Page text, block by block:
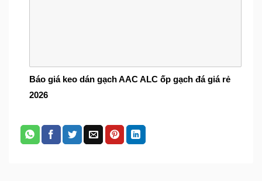
Báo giá keo dán gạch AAC ALC ốp gạch đá giá rẻ
2026